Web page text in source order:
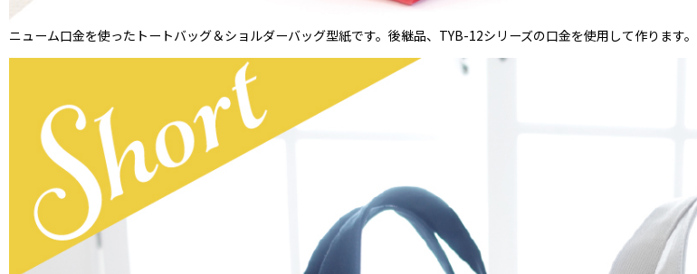
ニューム口金を使ったトートバッグ＆ショルダーバッグ型紙です。後継品、TYB-12シリーズの口金を使用して作ります。